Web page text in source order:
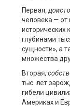
Первая,
человека — от
исторических
глубинами
сущности», а
множества
Вторая,
тыс. лет
гибели
Америках и